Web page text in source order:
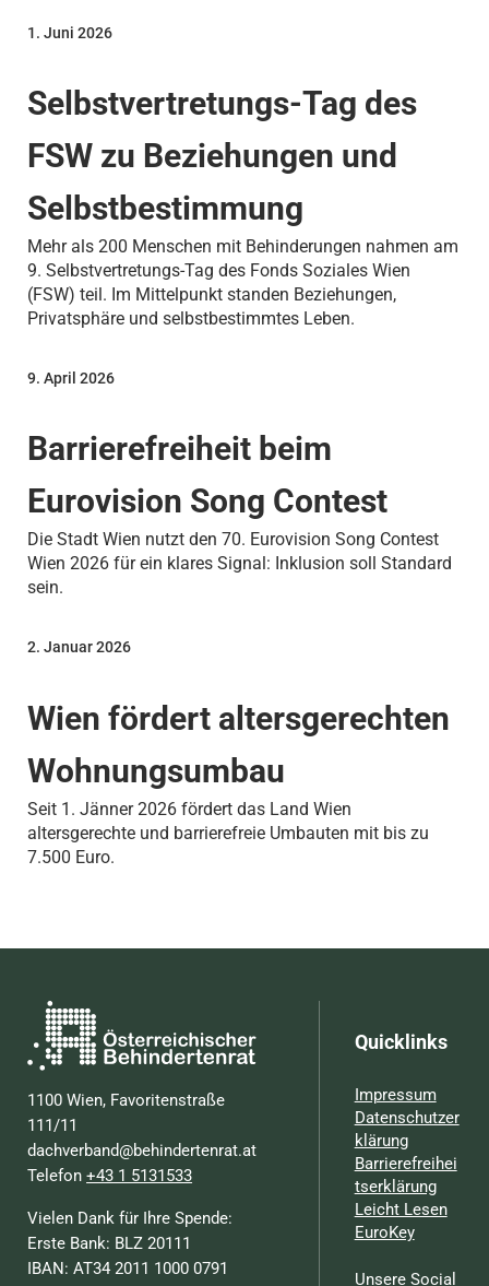
Selbstvertretungs-Tag des
FSW zu Beziehungen und
Selbstbestimmung
1. Juni 2026
Mehr als 200 Menschen mit Behinderungen nahmen am
9. Selbstvertretungs-Tag des Fonds Soziales Wien
(FSW) teil. Im Mittelpunkt standen Beziehungen,
Privatsphäre und selbstbestimmtes Leben.
Barrierefreiheit beim
Eurovision Song Contest
9. April 2026
Die Stadt Wien nutzt den 70. Eurovision Song Contest
Wien 2026 für ein klares Signal: Inklusion soll Standard
sein.
Wien fördert altersgerechten
Wohnungsumbau
2. Januar 2026
Seit 1. Jänner 2026 fördert das Land Wien
altersgerechte und barrierefreie Umbauten mit bis zu
7.500 Euro.
1100 Wien, Favoritenstraße
111/11
dachverband@behindertenrat.at
Telefon+43 1 5131533
Vielen Dank für Ihre Spende:
Erste Bank: BLZ 20111
IBAN: AT34 2011 1000 0791
Quicklinks
Impressum
Datenschutzer
klärung
Barrierefreihei
tserklärung
Leicht Lesen
EuroKey
Unsere Social